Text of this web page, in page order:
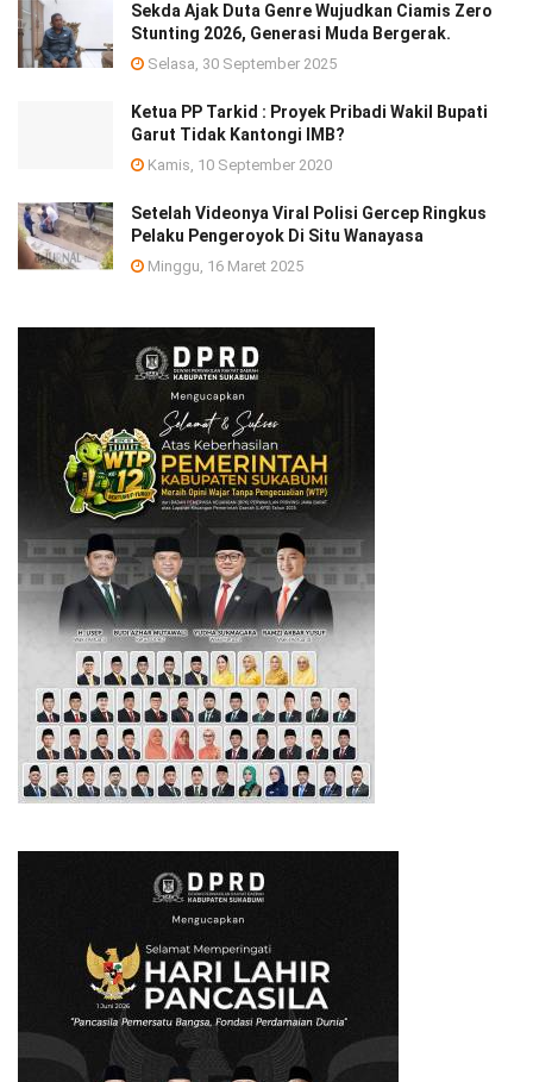
Sekda Ajak Duta Genre Wujudkan Ciamis Zero
Stunting 2026, Generasi Muda Bergerak.
Selasa, 30 September 2025
Ketua PP Tarkid : Proyek Pribadi Wakil Bupati
Garut Tidak Kantongi IMB?
Kamis, 10 September 2020
Setelah Videonya Viral Polisi Gercep Ringkus
Pelaku Pengeroyok Di Situ Wanayasa
Minggu, 16 Maret 2025